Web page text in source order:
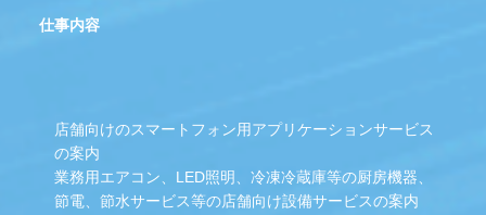
仕事内容
店舗向けのスマートフォン用アプリケーションサービス
の案内
業務用エアコン、LED照明、冷凍冷蔵庫等の厨房機器、
節電、節水サービス等の店舗向け設備サービスの案内